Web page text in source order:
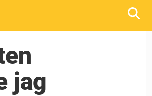
jag